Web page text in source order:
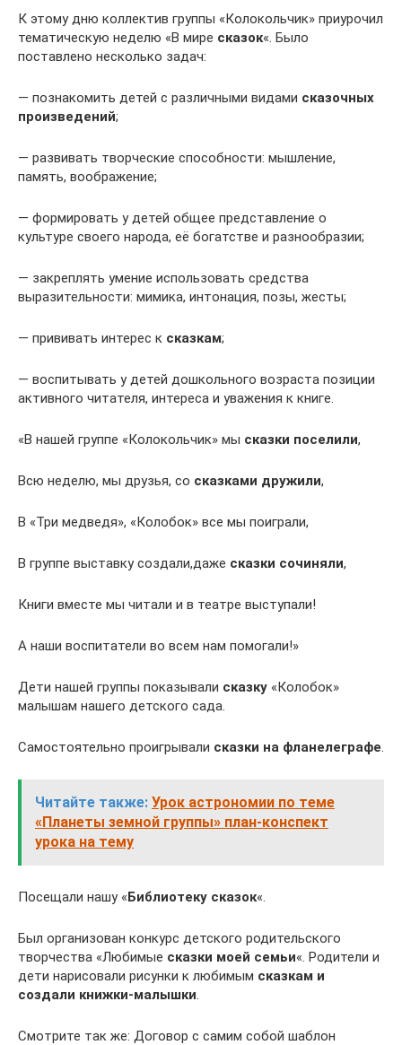
К этому дню коллектив группы «Колокольчик» приурочил
тематическую неделю «В мире сказок«. Было
поставлено несколько задач:
— познакомить детей с различными видами сказочных
произведений;
— развивать творческие способности: мышление,
память, воображение;
— формировать у детей общее представление о
культуре своего народа, её богатстве и разнообразии;
— закреплять умение использовать средства
выразительности: мимика, интонация, позы, жесты;
— прививать интерес к сказкам;
— воспитывать у детей дошкольного возраста позиции
активного читателя, интереса и уважения к книге.
«В нашей группе «Колокольчик» мы сказки поселили,
Всю неделю, мы друзья, со сказками дружили,
В «Три медведя», «Колобок» все мы поиграли,
В группе выставку создали,даже сказки сочиняли,
Книги вместе мы читали и в театре выступали!
А наши воспитатели во всем нам помогали!»
Дети нашей группы показывали сказку «Колобок»
малышам нашего детского сада.
Самостоятельно проигрывали сказки на фланелеграфе
Читайте также: Урок астрономии по теме
«Планеты земной группы» план-конспект
урока на тему
Посещали нашу «Библиотеку сказок«.
Был организован конкурс детского родительского
творчества «Любимые сказки моей семьи«. Родители и
дети нарисовали рисунки к любимым сказкам и
создали книжки-малышки
Смотрите так же: Договор с самим собой шаблон